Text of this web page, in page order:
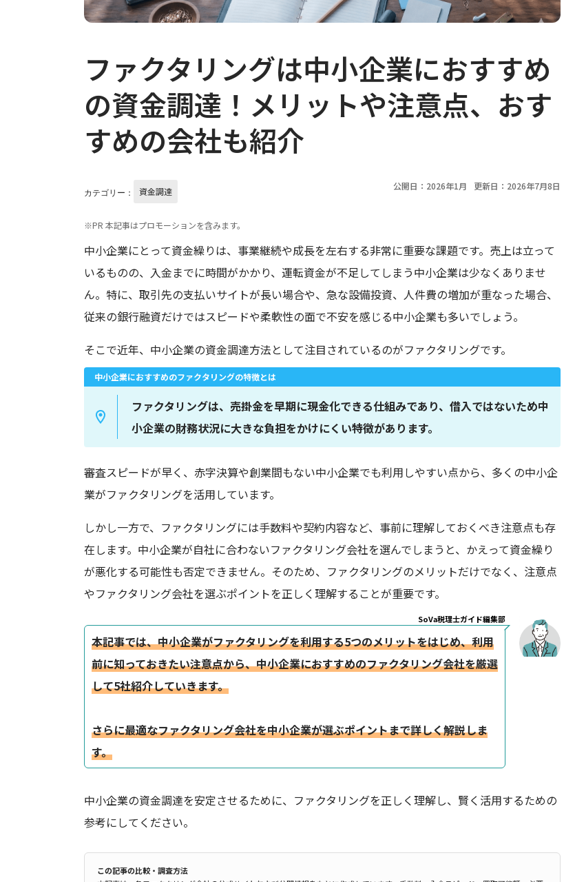
ファクタリングは中小企業におすすめ
の資金調達！メリットや注意点、おす
すめの会社も紹介
カテゴリー： 資金調達 公開日：2026年1月 更新日：2026年7月8日
※PR 本記事はプロモーションを含みます。
中小企業にとって資金繰りは、事業継続や成長を左右する非常に重要な課題です。売上は立って
いるものの、入金までに時間がかかり、運転資金が不足してしまう中小企業は少なくありませ
ん。特に、取引先の支払いサイトが長い場合や、急な設備投資、人件費の増加が重なった場合、
従来の銀行融資だけではスピードや柔軟性の面で不安を感じる中小企業も多いでしょう。
そこで近年、中小企業の資金調達方法として注目されているのがファクタリングです。
中小企業におすすめのファクタリングの特徴とは
ファクタリングは、売掛金を早期に現金化できる仕組みであり、借入ではないため中
小企業の財務状況に大きな負担をかけにくい特徴があります。
審査スピードが早く、赤字決算や創業間もない中小企業でも利用しやすい点から、多くの中小企
業がファクタリングを活用しています。
しかし一方で、ファクタリングには手数料や契約内容など、事前に理解しておくべき注意点も存
在します。中小企業が自社に合わないファクタリング会社を選んでしまうと、かえって資金繰り
が悪化する可能性も否定できません。そのため、ファクタリングのメリットだけでなく、注意点
やファクタリング会社を選ぶポイントを正しく理解することが重要です。
SoVa税理士ガイド編集部
本記事では、中小企業がファクタリングを利用する5つのメリットをはじめ、利用
前に知っておきたい注意点から、中小企業におすすめのファクタリング会社を厳選
して5社紹介していきます。
さらに最適なファクタリング会社を中小企業が選ぶポイントまで詳しく解説しま
す。
中小企業の資金調達を安定させるために、ファクタリングを正しく理解し、賢く活用するための
参考にしてください。
この記事の比較・調査方法